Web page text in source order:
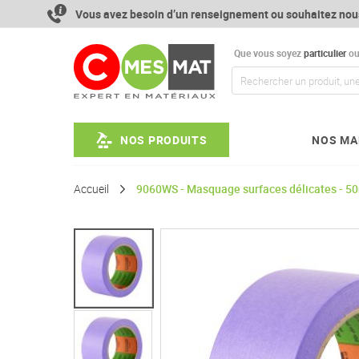
contenu
Vous avez besoin d’un renseignement ou souhaitez
Que vous soyezparticulierou
NOS PRODUITS NOS
Accueil 9060WS - Masquage surfaces délicates -
Passer
d’images